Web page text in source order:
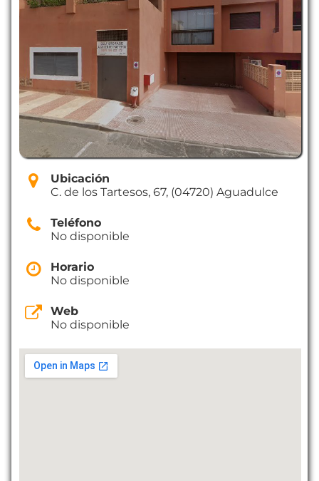
Ubicación
C. de los Tartesos, 67, (04720) Aguadulce
Teléfono
No disponible
Horario
No disponible
Web
No disponible